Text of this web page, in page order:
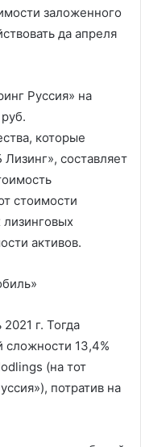
заложенного
да апреля
Руссия» на
которые
составляет
стоимости
лизинговых
активов.
г. Тогда
13,4%
(на тот
потратив на